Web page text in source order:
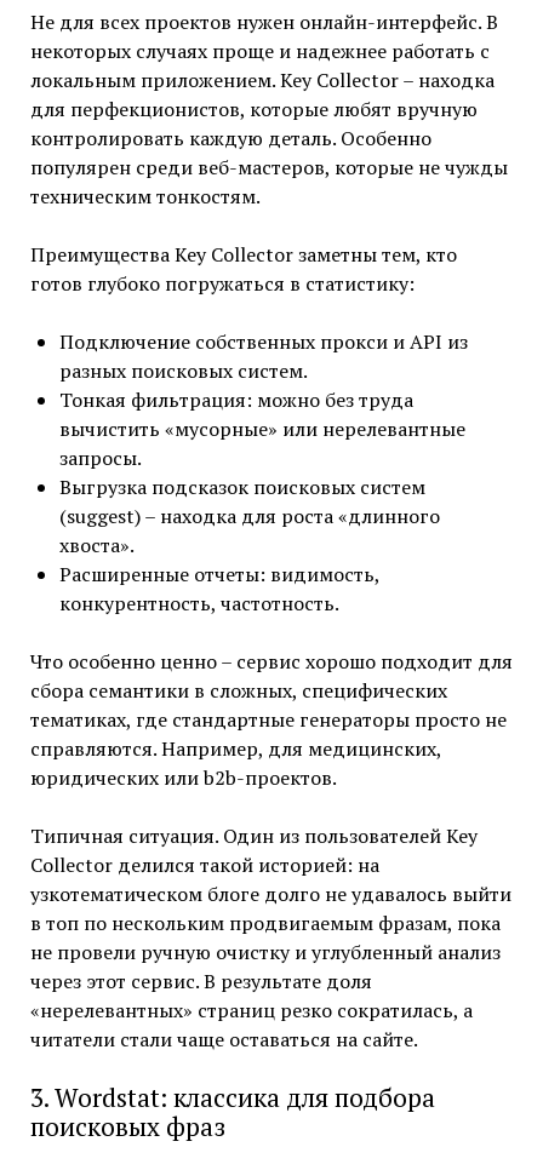
Не для всех проектов нужен онлайн-интерфейс. В
некоторых случаях проще и надежнее работать с
локальным приложением. Key Collector – находка
для перфекционистов, которые любят вручную
контролировать каждую деталь. Особенно
популярен среди веб-мастеров, которые не чужды
техническим тонкостям.
Преимущества Key Collector заметны тем, кто
готов глубоко погружаться в статистику:
Подключение собственных прокси и API из
разных поисковых систем.
Тонкая фильтрация: можно без труда
вычистить «мусорные» или нерелевантные
запросы.
Выгрузка подсказок поисковых систем
(suggest) – находка для роста «длинного
хвоста».
Расширенные отчеты: видимость,
конкурентность, частотность.
Что особенно ценно – сервис хорошо подходит для
сбора семантики в сложных, специфических
тематиках, где стандартные генераторы просто не
справляются. Например, для медицинских,
юридических или b2b-проектов.
Типичная ситуация. Один из пользователей Key
Collector делился такой историей: на
узкотематическом блоге долго не удавалось выйти
в топ по нескольким продвигаемым фразам, пока
не провели ручную очистку и углубленный анализ
через этот сервис. В результате доля
«нерелевантных» страниц резко сократилась, а
читатели стали чаще оставаться на сайте.
3. Wordstat: классика для подбора
поисковых фраз